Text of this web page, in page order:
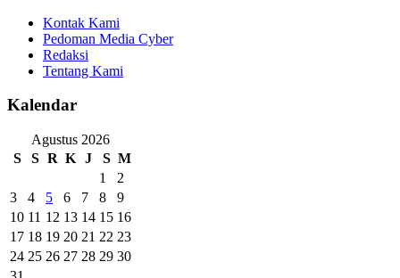
Kontak Kami
Pedoman Media Cyber
Redaksi
Tentang Kami
Kalendar
Agustus 2026
S
S R K J S M
1
2
3
4 5 6 7 8
9
10 11 12 13 14 15 16
17 18 19 20 21 22 23
24 25 26 27 28 29 30